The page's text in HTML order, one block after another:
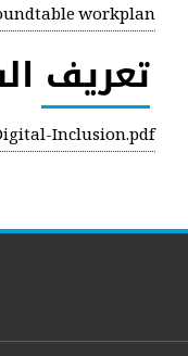
workplan
تعريف
Inclusion.pdf